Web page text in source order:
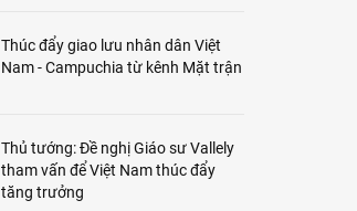
Thúc đẩy giao lưu nhân dân Việt
Nam - Campuchia từ kênh Mặt trận
Thủ tướng: Đề nghị Giáo sư Vallely
tham vấn để Việt Nam thúc đẩy
tăng trưởng